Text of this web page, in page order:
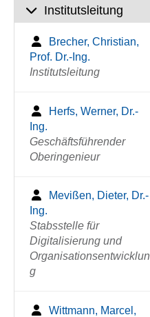
Institutsleitung
Brecher, Christian,
Prof. Dr.-Ing.
Institutsleitung
Herfs, Werner, Dr.-
Ing.
Geschäftsführender
Oberingenieur
Mevißen, Dieter, Dr.-
Ing.
Stabsstelle für
Digitalisierung und
Organisationsentwicklun
g
Wittmann, Marcel,